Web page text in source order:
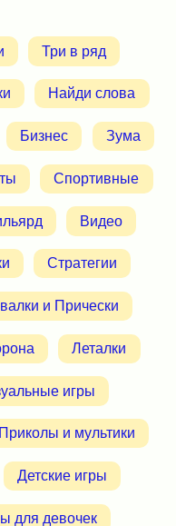
Три в ряд
Найди слова
Бизнес Зума
Спортивные
Видео
Стратегии
и Прически
Леталки
игры
Приколы и мультики
Детские игры
для девочек